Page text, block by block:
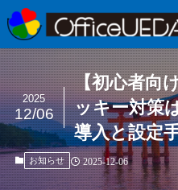
【初心者向
ッキー対策
導入と設定
2025
12/06
お知らせ 2025-12-06